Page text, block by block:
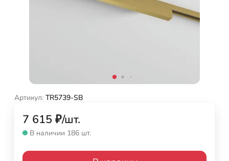
Артикул: TR5739-SB
7 615 ₽/шт.
В наличии 186 шт.